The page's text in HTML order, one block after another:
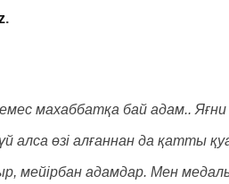
.
емес махаббатқа бай адам..
өзі алғаннан да қатты
мейірбан адамдар. Мен